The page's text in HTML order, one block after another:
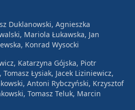
Duklanowski, Agnieszka
Mariola Łukawska, Jan
Konrad Wysocki
Katarzyna Gójska, Piotr
Łysiak, Jacek Liziniewicz,
Antoni Rybczyński, Krzysztof
Tomasz Teluk, Marcin